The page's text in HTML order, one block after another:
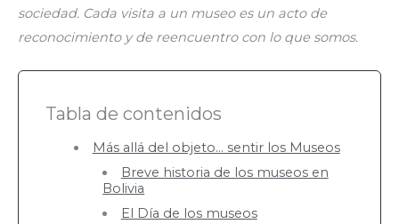
sociedad. Cada visita a un museo es un acto de
reconocimiento y de reencuentro con lo que somos.
Tabla de contenidos
Más allá del objeto… sentir los Museos
Breve historia de los museos en
Bolivia
El Día de los museos